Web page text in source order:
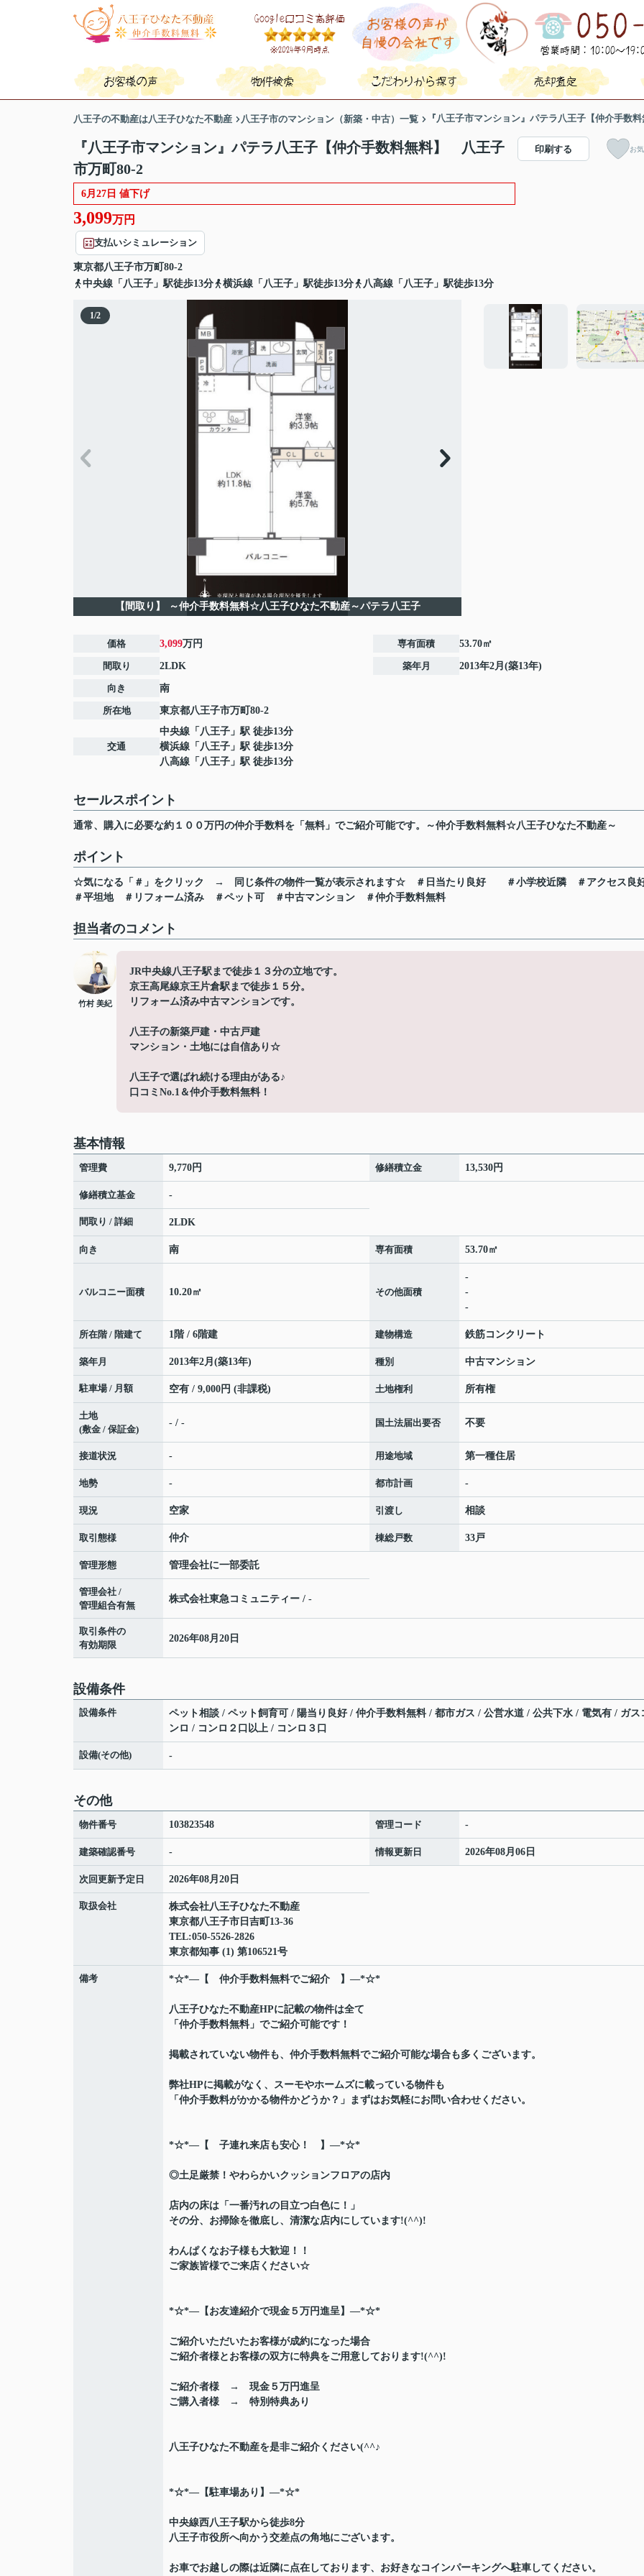
八王子の不動産は八王子ひなた不動産 八王子市のマンション（新築・中古）一覧 『八王子市マンション』パテラ八王子【仲介手数
『八王子市マンション』パテラ八王子【仲介手数料無料】 八王子
市万町80-2
6月27日 値下げ
3,099万円
支払いシミュレーション
東京都八王子市万町 80-2
中央線「八王子」駅徒歩13分
横浜線「八王子」駅徒歩13分 八高線「八王子」駅徒歩13分
印刷する お
1/2
【間取り】 ～仲介手数料無料☆八王子ひなた不動産～パテラ八王子
価格 3,099万円
間取り 2LDK
向き 南
所在地 東京都八王子市万町 80-2
交通
中央線 「 八王子 」駅 徒歩13分
横浜線 「 八王子 」駅 徒歩13分
八高線 「 八王子 」駅 徒歩13分
専有面積 53.70㎡
築年月 2013年2月(築13年)
セールスポイント
通常、購入に必要な約１００万円の仲介手数料を「無料」でご紹介可能です。～仲介手数料無料☆八王子ひなた不動産～
ポイント
☆気になる「＃」をクリック → 同じ条件の物件一覧が表示されます☆ ＃日当たり良好 ＃小学校近隣
＃アクセス良
＃平坦地
＃リフォーム済み ＃ペット可 ＃中古マンション ＃仲介手数料無料
担当者のコメント
竹村 美紀
JR中央線八王子駅まで徒歩１３分の立地です。
京王高尾線京王片倉駅まで徒歩１５分。
リフォーム済み中古マンションです。
八王子の新築戸建・中古戸建
マンション・土地には自信あり☆
八王子で選ばれ続ける理由がある♪
口コミNo.1＆仲介手数料無料！
基本情報
管理費 9,770円 修繕積立金 13,530円
修繕積立基金 -
間取り / 詳細 2LDK
向き 南 専有面積 53.70㎡
バルコニー面積 10.20㎡ その他面積
-
-
-
所在階 / 階建て 1階 / 6階建 建物構造 鉄筋コンクリート
築年月 2013年2月(築13年) 種別 中古マンション
駐車場 / 月額 空有 / 9,000円 (非課税) 土地権利 所有権
土地
(敷金 / 保証金)
- / - 国土法届出要否 不要
接道状況 - 用途地域 第一種住居
地勢 - 都市計画 -
現況 空家 引渡し 相談
取引態様 仲介 棟総戸数 33戸
管理形態 管理会社に一部委託
管理会社 /
管理組合有無
株式会社東急コミュニティー / -
取引条件の
有効期限
2026年08月20日
設備条件
設備条件
ペット相談 / ペット飼育可 / 陽当り良好 / 仲介手数料無料 / 都市ガス / 公営水道 / 公共下水 / 電気有 / ガス
ンロ / コンロ２口以上 / コンロ３口
設備(その他) -
その他
物件番号 103823548 管理コード -
建築確認番号 - 情報更新日 2026年08月06日
次回更新予定日 2026年08月20日
取扱会社
株式会社八王子ひなた不動産
東京都八王子市日吉町13-36
TEL:050-5526-2826
東京都知事 (1) 第106521号
備考 *☆*―【 仲介手数料無料でご紹介 】―*☆*
八王子ひなた不動産HPに記載の物件は全て
「仲介手数料無料」でご紹介可能です！
掲載されていない物件も、仲介手数料無料でご紹介可能な場合も多くございます。
弊社HPに掲載がなく、スーモやホームズに載っている物件も
「仲介手数料がかかる物件かどうか？」まずはお気軽にお問い合わせください。
*☆*―【 子連れ来店も安心！ 】―*☆*
◎土足厳禁！やわらかいクッションフロアの店内
店内の床は「一番汚れの目立つ白色に！」
その分、お掃除を徹底し、清潔な店内にしています!(^^)!
わんぱくなお子様も大歓迎！！
ご家族皆様でご来店ください☆
*☆*―【お友達紹介で現金５万円進呈】―*☆*
ご紹介いただいたお客様が成約になった場合
ご紹介者様とお客様の双方に特典をご用意しております!(^^)!
ご紹介者様 → 現金５万円進呈
ご購入者様 → 特別特典あり
八王子ひなた不動産を是非ご紹介ください(^^♪
*☆*―【駐車場あり】―*☆*
中央線西八王子駅から徒歩8分
八王子市役所へ向かう交差点の角地にございます。
お車でお越しの際は近隣に点在しております、お好きなコインパーキングへ駐車してください。